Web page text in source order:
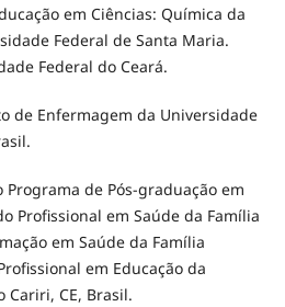
em Ciências: Química da
Federal de Santa Maria.
Federal do Ceará.
de Enfermagem da Universidade
de Pós-graduação em
Profissional em Saúde da Família
em Saúde da Família
em Educação da
Cariri, CE, Brasil.